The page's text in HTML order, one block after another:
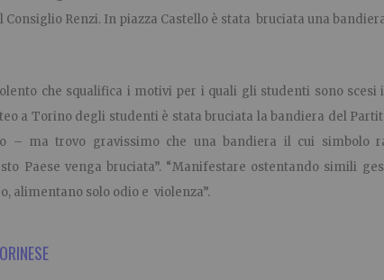
Renzi. In piazza Castello è stata bruciata una
che squalifica i motivi per i quali gli studenti sono
a Torino degli studenti è stata bruciata la bandiera del
– ma trovo gravissimo che una bandiera il cui simbolo
Paese venga bruciata”. “Manifestare ostentando simili
alimentano solo odio e violenza”.